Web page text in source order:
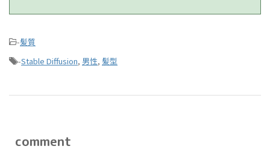
-髪質
-Stable Diffusion, 男性, 髪型
comment